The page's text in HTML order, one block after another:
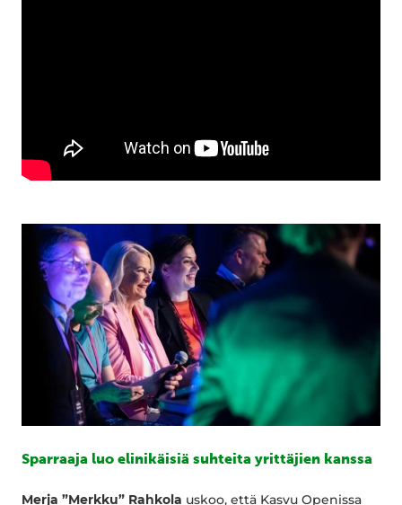
Sparraaja luo elinikäisiä suhteita yrittäjien kanssa
Merja ”Merkku” Rahkola uskoo, että Kasvu Openissa